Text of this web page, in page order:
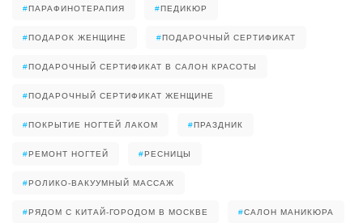
#ПАРАФИНОТЕРАПИЯ #ПЕДИКЮР
#ПОДАРОК ЖЕНЩИНЕ #ПОДАРОЧНЫЙ СЕРТИФИКАТ
#ПОДАРОЧНЫЙ СЕРТИФИКАТ В САЛОН КРАСОТЫ
#ПОДАРОЧНЫЙ СЕРТИФИКАТ ЖЕНЩИНЕ
#ПОКРЫТИЕ НОГТЕЙ ЛАКОМ #ПРАЗДНИК
#РЕМОНТ НОГТЕЙ #РЕСНИЦЫ
#РОЛИКО-ВАКУУМНЫЙ МАССАЖ
#РЯДОМ С КИТАЙ-ГОРОДОМ В МОСКВЕ #САЛОН МАНИКЮРА